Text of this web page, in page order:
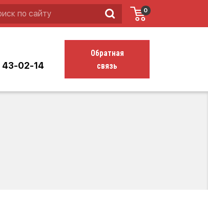
0
43-02-14
Обратная
связь